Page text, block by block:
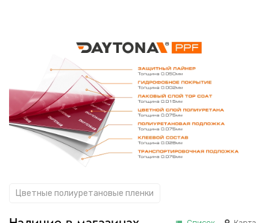
Цветные полиуретановые пленки